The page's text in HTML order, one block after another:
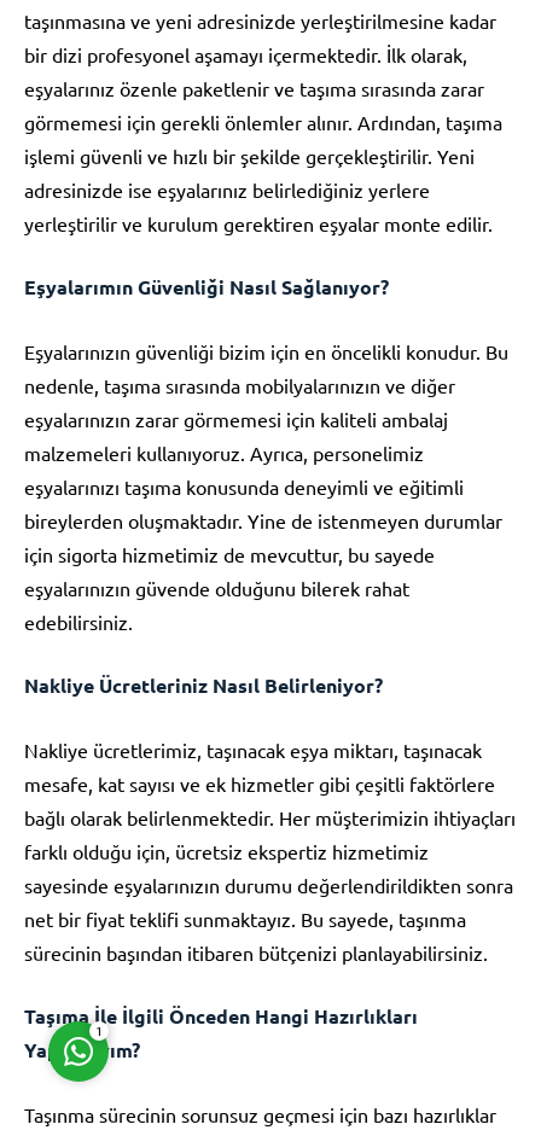
taşınmasına ve yeni adresinizde yerleştirilmesine kadar
bir dizi profesyonel aşamayı içermektedir. İlk olarak,
eşyalarınız özenle paketlenir ve taşıma sırasında zarar
görmemesi için gerekli önlemler alınır. Ardından, taşıma
işlemi güvenli ve hızlı bir şekilde gerçekleştirilir. Yeni
adresinizde ise eşyalarınız belirlediğiniz yerlere
yerleştirilir ve kurulum gerektiren eşyalar monte edilir.
Eşyalarımın Güvenliği Nasıl Sağlanıyor?
Eşyalarınızın güvenliği bizim için en öncelikli konudur. Bu
nedenle, taşıma sırasında mobilyalarınızın ve diğer
eşyalarınızın zarar görmemesi için kaliteli ambalaj
malzemeleri kullanıyoruz. Ayrıca, personelimiz
eşyalarınızı taşıma konusunda deneyimli ve eğitimli
bireylerden oluşmaktadır. Yine de istenmeyen durumlar
için sigorta hizmetimiz de mevcuttur, bu sayede
eşyalarınızın güvende olduğunu bilerek rahat
edebilirsiniz.
Nakliye Ücretleriniz Nasıl Belirleniyor?
Nakliye ücretlerimiz, taşınacak eşya miktarı, taşınacak
mesafe, kat sayısı ve ek hizmetler gibi çeşitli faktörlere
bağlı olarak belirlenmektedir. Her müşterimizin ihtiyaçları
farklı olduğu için, ücretsiz ekspertiz hizmetimiz
sayesinde eşyalarınızın durumu değerlendirildikten sonra
net bir fiyat teklifi sunmaktayız. Bu sayede, taşınma
sürecinin başından itibaren bütçenizi planlayabilirsiniz.
Taşıma İle İlgili Önceden Hangi Hazırlıkları
Yapmalıyım?
Taşınma sürecinin sorunsuz geçmesi için bazı hazırlıklar
Müşteri Temsilcisi
Cevap Yaz
1